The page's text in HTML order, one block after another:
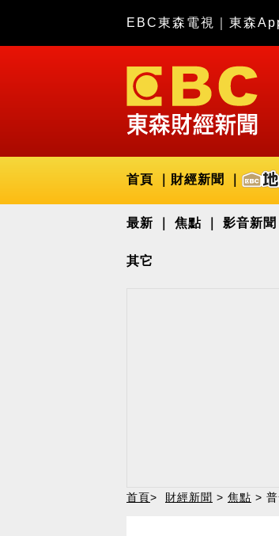
EBC東森電視 東森
首頁 財經新聞
最新 焦點 影音新聞
其它
首頁> 財經新聞 > 焦點 >